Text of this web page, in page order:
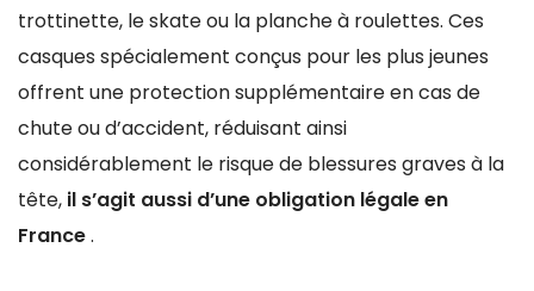
trottinette, le skate ou la planche à roulettes. Ces
casques spécialement conçus pour les plus jeunes
offrent une protection supplémentaire en cas de
chute ou d’accident, réduisant ainsi
considérablement le risque de blessures graves à la
tête, il s’agit aussi d’une obligation légale en
France.